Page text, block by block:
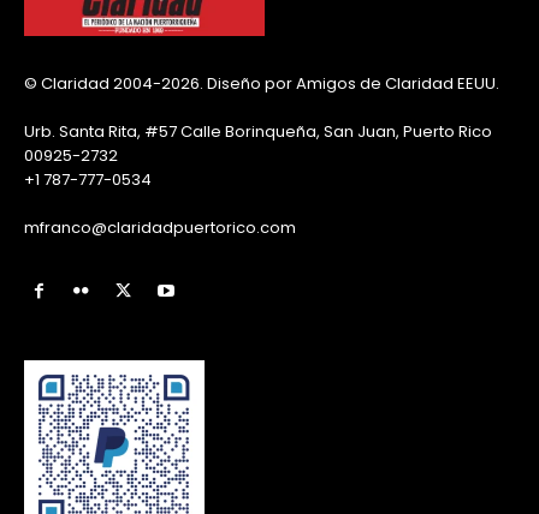
© Claridad 2004-2026. Diseño por Amigos de Claridad EEUU.
Urb. Santa Rita, #57 Calle Borinqueña, San Juan, Puerto Rico
00925-2732
+1 787-777-0534
mfranco@claridadpuertorico.com